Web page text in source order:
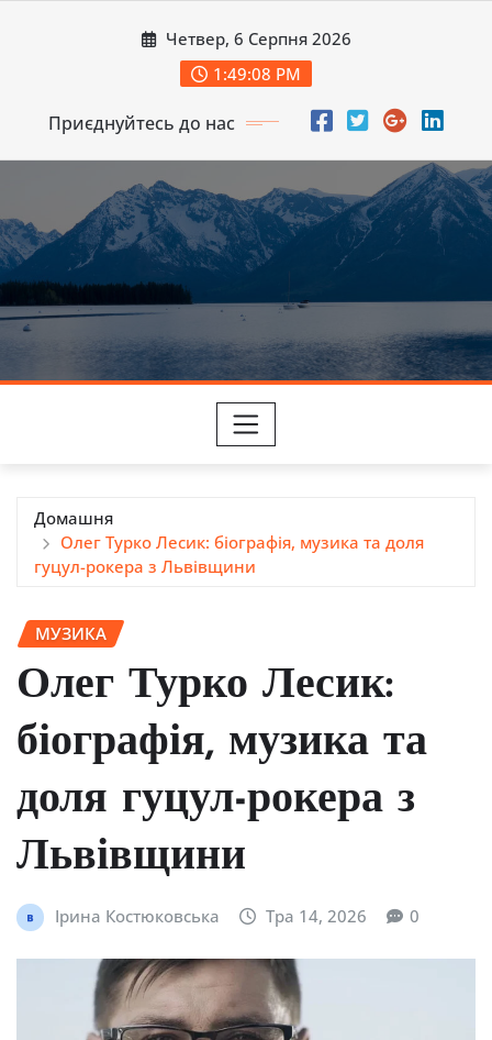
Четвер, 6 Серпня 2026
1:49:10 PM
Приєднуйтесь до нас
Домашня
Олег Турко Лесик: біографія, музика та доля
гуцул-рокера з Львівщини
МУЗИКА
Олег Турко Лесик:
біографія, музика та
доля гуцул-рокера з
Львівщини
Ірина Костюковська Тра 14, 2026 0